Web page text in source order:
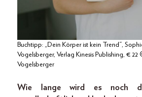
Buchtipp: „Dein Körper ist kein Trend“,
Vogelsberger, Verlag Kinesis Publishing, € 22
Vogelsberger
Wie lange wird es noch